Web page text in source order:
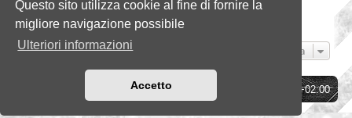
Questo sito utilizza cookie al fine di fornire la
migliore navigazione possibile
Ulteriori informazioni
Accetto
757 messaggi Pagina76di76
Precedente
1 … 72 73 74 75
Vai a
UTC+02:00